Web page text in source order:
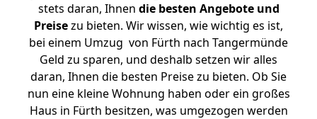
stets daran, Ihnen die besten Angebote und
Preisezu bieten. Wir wissen, wie wichtig es ist,
bei einem Umzug von Fürth nach Tangermünde
Geld zu sparen, und deshalb setzen wir alles
daran, Ihnen die besten Preise zu bieten. Ob Sie
nun eine kleine Wohnung haben oder ein großes
Haus in Fürth besitzen, was umgezogen werden